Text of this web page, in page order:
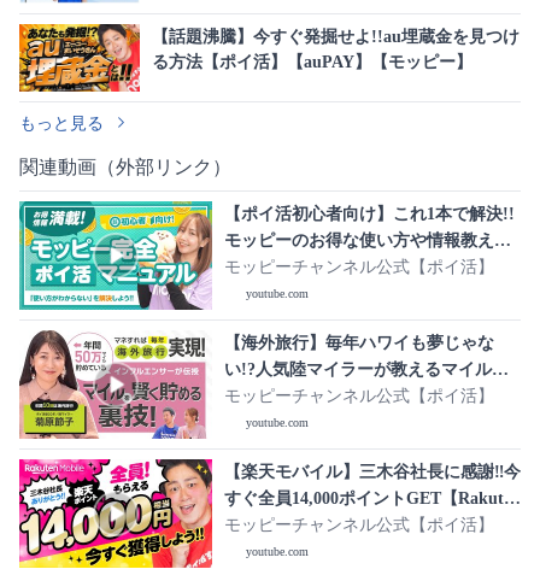
【話題沸騰】今すぐ発掘せよ!!au埋蔵金を見つけ
る方法【ポイ活】【auPAY】【モッピー】
もっと見る
関連動画（外部リンク）
【ポイ活初心者向け】これ1本で解決!!
モッピーのお得な使い方や情報教えま
す!!
モッピーチャンネル公式【ポイ活】
youtube.com
【海外旅行】毎年ハワイも夢じゃな
い!?人気陸マイラーが教えるマイル
を“効率良く貯める”裏技【マネレク】
モッピーチャンネル公式【ポイ活】
youtube.com
【楽天モバイル】三木谷社長に感謝‼︎今
すぐ全員14,000ポイントGET【Rakuten
最強プラン】
モッピーチャンネル公式【ポイ活】
youtube.com